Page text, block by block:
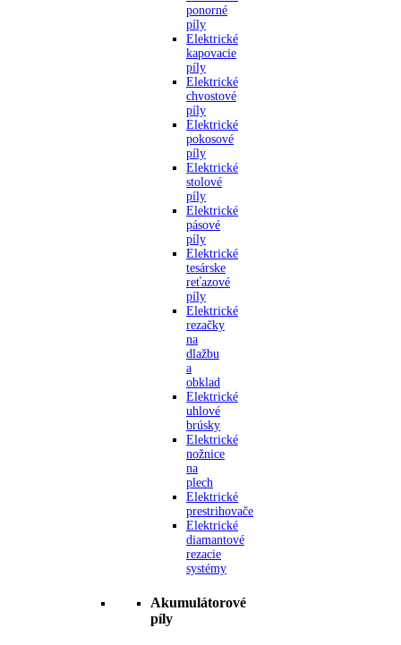
ponorné
píly
Elektrické
kapovacie
píly
Elektrické
chvostové
píly
Elektrické
pokosové
píly
Elektrické
stolové
píly
Elektrické
pásové
píly
Elektrické
tesárske
reťazové
píly
Elektrické
rezačky
na
dlažbu
a
obklad
Elektrické
uhlové
brúsky
Elektrické
nožnice
na
plech
Elektrické
prestrihovače
Elektrické
diamantové
rezacie
systémy
Akumulátorové
píly